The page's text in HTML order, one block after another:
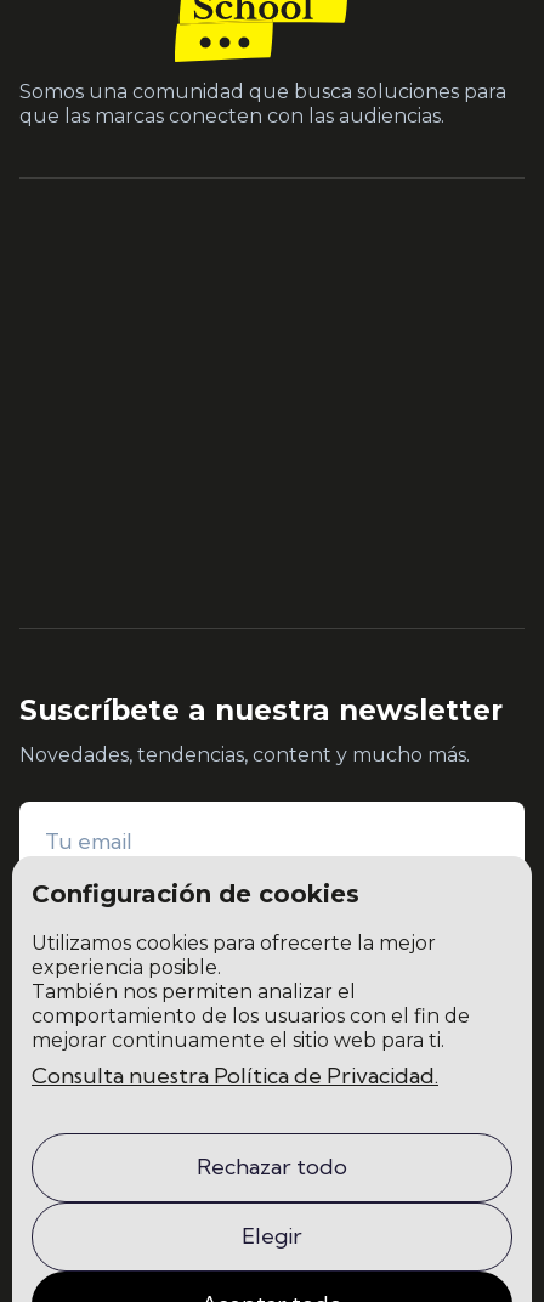
Somos una comunidad que busca soluciones para
que las marcas conecten con las audiencias.
Suscríbete a nuestra newsletter
Novedades, tendencias, content y mucho más.
He leído y acepto lapolítica de privacidad y protección de datos
La escuela
Programas
Contacto
Configuración de cookies
Utilizamos cookies para ofrecerte la mejor
experiencia posible.
También nos permiten analizar el
comportamiento de los usuarios con el fin de
mejorar continuamente el sitio web para ti.
Consulta nuestra Política de Privacidad.
Rechazar todo
Elegir